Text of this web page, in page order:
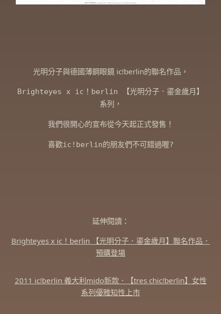
光明分子與德國薄鋼眼鏡 ic!berlin的聯名作品，
Brighteyes x ic！berlin 【光明分子．鎏金歲月】
系列，
我們很開心的宣布從今天起正式發售！
喜歡ic!berlin的朋友們不可錯過喔?
延伸閱讀：
Brighteyes x ic！berlin 【光明分子．鎏金歲月】聯名作品．
預購登場
2011 ic!berlin 義大利mido新款．【tres chic!berlin】女性
系列優雅知性上市